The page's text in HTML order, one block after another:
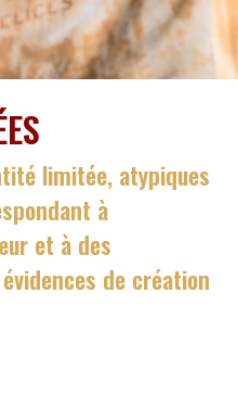
limitée, atypiques
à
et à des
de création